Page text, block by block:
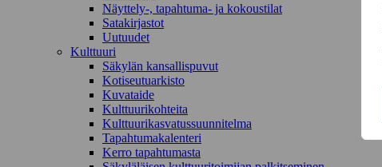
Näyttely-, tapahtuma- ja kokoustilat
Satakirjastot
Uutuudet
Kulttuuri
Säkylän kansallispuvut
Kotiseutuarkisto
Kuvataide
Kulttuurikohteita
Kulttuurikasvatussuunnitelma
Tapahtumakalenteri
Kerro tapahtumasta